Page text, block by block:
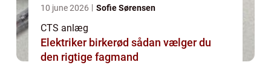
10 june 2026 Sofie Sørensen
CTS anlæg
Elektriker birkerød sådan vælger du
den rigtige fagmand